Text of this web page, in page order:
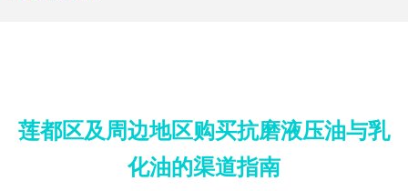
莲都区及周边地区购买抗磨液压油与乳
化油的渠道指南